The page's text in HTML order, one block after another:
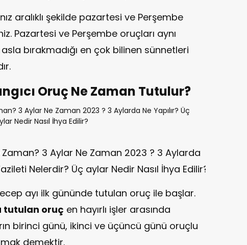
aralıklı şekilde pazartesi ve Perşembe
Pazartesi ve Perşembe oruçları aynı
bırakmadığı en çok bilinen sünnetleri
Oruç Ne Zaman Tutulur?
Zaman? 3 Aylar Ne Zaman 2023 ? 3 Aylarda
Nelerdir? Üç aylar Nedir Nasıl İhya Edilir?
ayı ilk gününde tutulan oruç ile başlar.
tutulan oruç en hayırlı işler arasında
birinci günü, ikinci ve üçüncü günü oruçlu
demektir.